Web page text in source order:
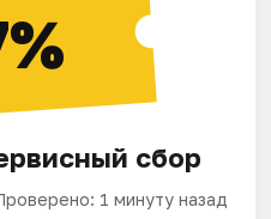
сбор
1 минуту назад